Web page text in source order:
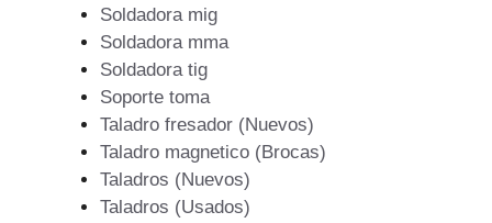
Soldadora mig
Soldadora mma
Soldadora tig
Soporte toma
Taladro fresador (Nuevos)
Taladro magnetico (Brocas)
Taladros (Nuevos)
Taladros (Usados)